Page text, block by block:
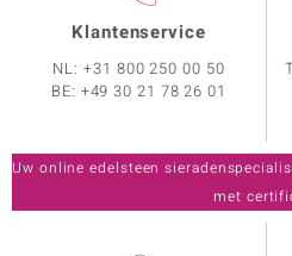
Klantenservice
NL:+31 800 250 00 50
BE: +49 30 21 78 26 01
Uw online edelsteen
met